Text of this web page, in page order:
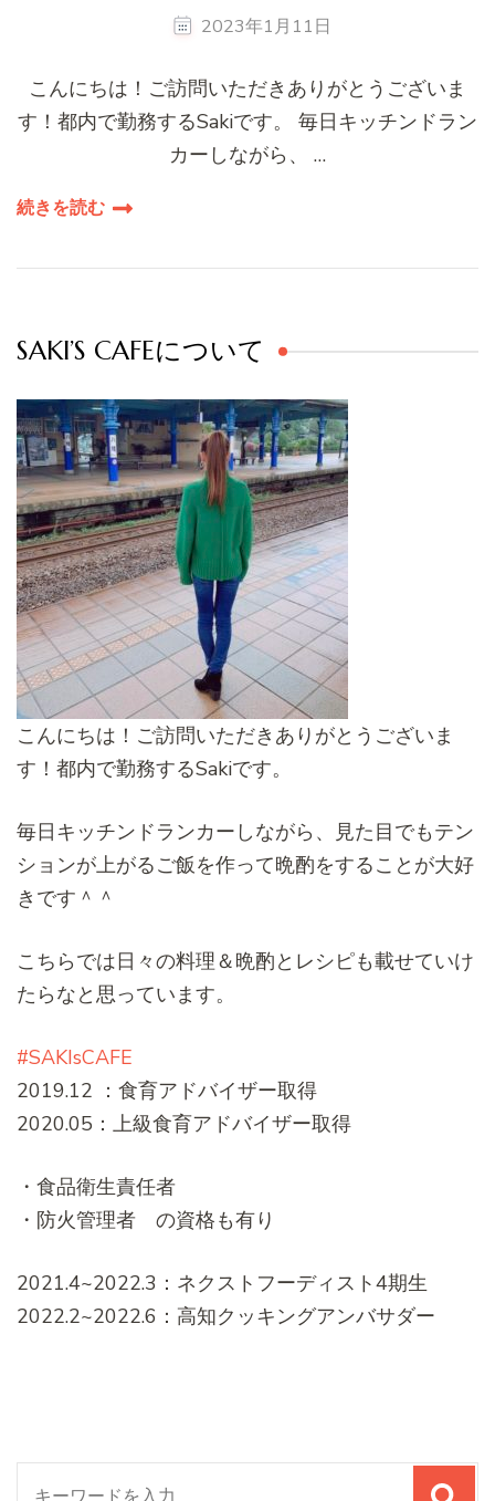
2023年1月11日
こんにちは！ご訪問いただきありがとうございま
す！都内で勤務するSakiです。 毎日キッチンドラン
カーしながら、 …
続きを読む
SAKI’S CAFEについて
こんにちは！ご訪問いただきありがとうございま
す！都内で勤務するSakiです。
毎日キッチンドランカーしながら、見た目でもテン
ションが上がるご飯を作って晩酌をすることが大好
きです＾＾
こちらでは日々の料理＆晩酌とレシピも載せていけ
たらなと思っています。
#SAKIsCAFE
2019.12 ：食育アドバイザー取得
2020.05：上級食育アドバイザー取得
・食品衛生責任者
・防火管理者 の資格も有り
2021.4~2022.3：ネクストフーディスト4期生
2022.2~2022.6：高知クッキングアンバサダー